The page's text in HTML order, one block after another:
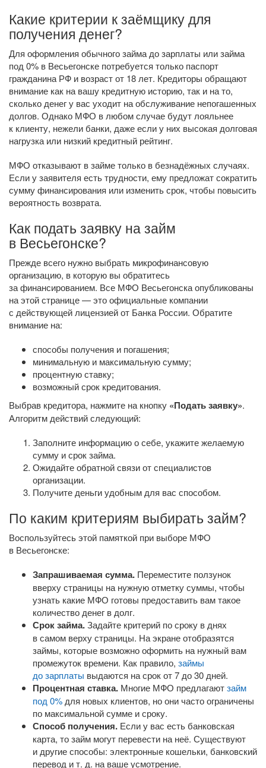
Какие критерии к заёмщику для
получения денег?
Для оформления обычного займа до зарплаты или займа
под 0% в Весьегонске потребуется только паспорт
гражданина РФ и возраст от 18 лет. Кредиторы обращают
внимание как на вашу кредитную историю, так и на то,
сколько денег у вас уходит на обслуживание непогашенных
долгов. Однако МФО в любом случае будут лояльнее
к клиенту, нежели банки, даже если у них высокая долговая
нагрузка или низкий кредитный рейтинг.
МФО отказывают в займе только в безнадёжных случаях.
Если у заявителя есть трудности, ему предложат сократить
сумму финансирования или изменить срок, чтобы повысить
вероятность возврата.
Как подать заявку на займ
в Весьегонске?
Прежде всего нужно выбрать микрофинансовую
организацию, в которую вы обратитесь
за финансированием. Все МФО Весьегонска опубликованы
на этой странице — это официальные компании
с действующей лицензией от Банка России. Обратите
внимание на:
способы получения и погашения;
минимальную и максимальную сумму;
процентную ставку;
возможный срок кредитования.
Выбрав кредитора, нажмите на кнопку «Подать заявку».
Алгоритм действий следующий:
Заполните информацию о себе, укажите желаемую
сумму и срок займа.
Ожидайте обратной связи от специалистов
организации.
Получите деньги удобным для вас способом.
По каким критериям выбирать займ?
Воспользуйтесь этой памяткой при выборе МФО
в Весьегонске:
Запрашиваемая сумма. Переместите ползунок
вверху страницы на нужную отметку суммы, чтобы
узнать какие МФО готовы предоставить вам такое
количество денег в долг.
Срок займа.Задайте критерий по сроку в днях
в самом верху страницы. На экране отобразятся
займы, которые возможно оформить на нужный вам
промежуток времени. Как правило, займы
до зарплаты выдаются на срок от 7 до 30 дней.
Процентная ставка. Многие МФО предлагаютзайм
под 0% для новых клиентов, но они часто ограничены
по максимальной сумме и сроку.
Способ получения. Если у вас есть банковская
карта, то займ могут перевести на неё. Существуют
и другие способы: электронные кошельки, банковский
перевод и т. д. на ваше усмотрение.